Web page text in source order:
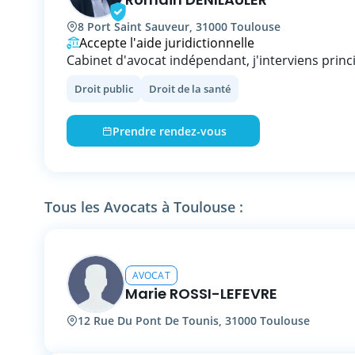
8 Port Saint Sauveur, 31000 Toulouse
Accepte l'aide juridictionnelle
Cabinet d'avocat indépendant, j'interviens
publique, fonction publique, collectivités
publics, mobilités et droit public des transports)
professions de santé et du médico-social
de santé, exercice libéral, et structures
organismes publics ou parapublic) - Procédures
avez une question sur nos services ? Discutons-
Droit public Droit de la santé
Prendre rendez-vous
Tous les Avocats à Toulouse :
AVOCAT
Marie ROSSI-LEFEVRE
12 Rue Du Pont De Tounis, 31000 Toulouse